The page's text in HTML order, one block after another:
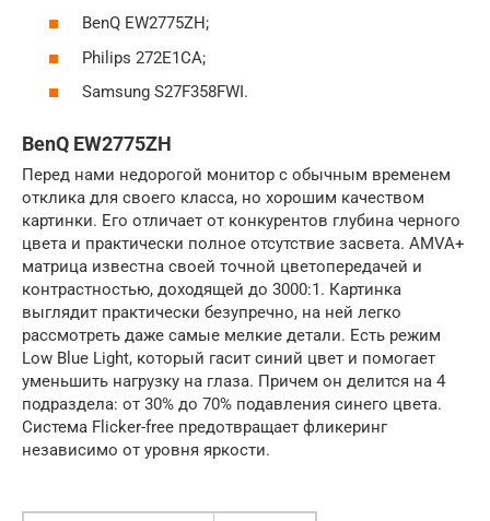
BenQ EW2775ZH;
Philips 272E1CA;
Samsung S27F358FWI.
BenQ EW2775ZH
Перед нами недорогой монитор с обычным временем
отклика для своего класса, но хорошим качеством
картинки. Его отличает от конкурентов глубина черного
цвета и практически полное отсутствие засвета. AMVA+
матрица известна своей точной цветопередачей и
контрастностью, доходящей до 3000:1. Картинка
выглядит практически безупречно, на ней легко
рассмотреть даже самые мелкие детали. Есть режим
Low Blue Light, который гасит синий цвет и помогает
уменьшить нагрузку на глаза. Причем он делится на 4
подраздела: от 30% до 70% подавления синего цвета.
Система Flicker-free предотвращает фликеринг
независимо от уровня яркости.